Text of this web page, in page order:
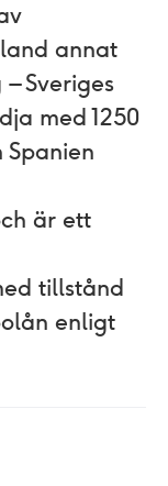
annat
Sveriges
med 1250
är ett
tillstånd
enligt